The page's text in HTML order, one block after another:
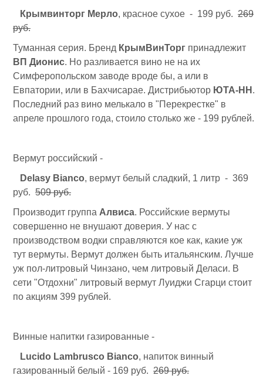
Крымвинторг Мерло, красное сухое - 199 руб. 269
руб.
Туманная серия. Бренд КрымВинТорг принадлежит
ВП Дионис. Но разливается вино не на их
Симферопольском заводе вроде бы, а или в
Евпатории, или в Бахчисарае. Дистрибьютор ЮТА-НН .
Последний раз вино мелькало в "Перекрестке" в
апреле прошлого года, стоило столько же - 199 рублей.
Вермут российский -
Delasy Bianco, вермут белый сладкий, 1 литр - 369
руб. 509 руб.
Производит группа Алвиса. Российские вермуты
совершенно не внушают доверия. У нас с
производством водки справляются кое как, какие уж
тут вермуты. Вермут должен быть итальянским. Лучше
уж пол-литровый Чинзано, чем литровый Деласи. В
сети "Отдохни" литровый вермут Луиджи Сгарци стоит
по акциям 399 рублей.
Винные напитки газированные -
Lucido Lambrusco Bianco, напиток винный
газированный белый - 169 руб. 269 руб.